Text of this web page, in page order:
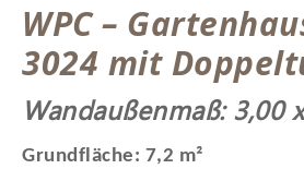
WPC –
3024 mit
Wandaußenmaß: 3,00
Grundfläche: 7,2 m²